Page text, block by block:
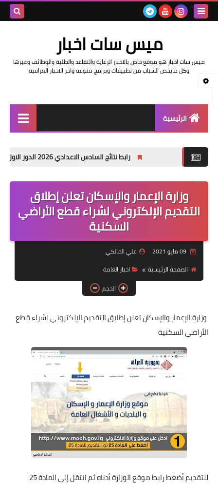
ميس سات اخبار
ميس سات اخبار هو موقع خاص بالاخبار الرعاية والتقاعد والطلبة والوظائف وغيرها
وكل مايخص الشباب من تطبيقات وبرامج منوعة واخر الاخبار العراقية
الرئيسية
اخبار وزارة التربية والتعليم
اخبار العراق والعالم
اخبار وزارة العمل وهيئة
التقاعد
قسم التطبيقات
قطع الاراضي
الربح من الانترنت
رابط نتائج السادس الاعدادي 2026 الدور الاول في العراق | موقع نتائجنا
وزارة الإعمار والإسكان تعلن إطلاق
التقديم الإلكتروني لشراء قطع الأراضي
السكنية
علي المالكي
الصفحة الرئيسية
اخبار العامة
الحجم
وزارة الإعمار والإسكان تعلن إطلاق التقديم الإلكتروني لشراء قطع
الأراضي السكنية
للتقديم أضغط رابط موقع الوزارة أدناه ثم انتقل إلى المادة 25